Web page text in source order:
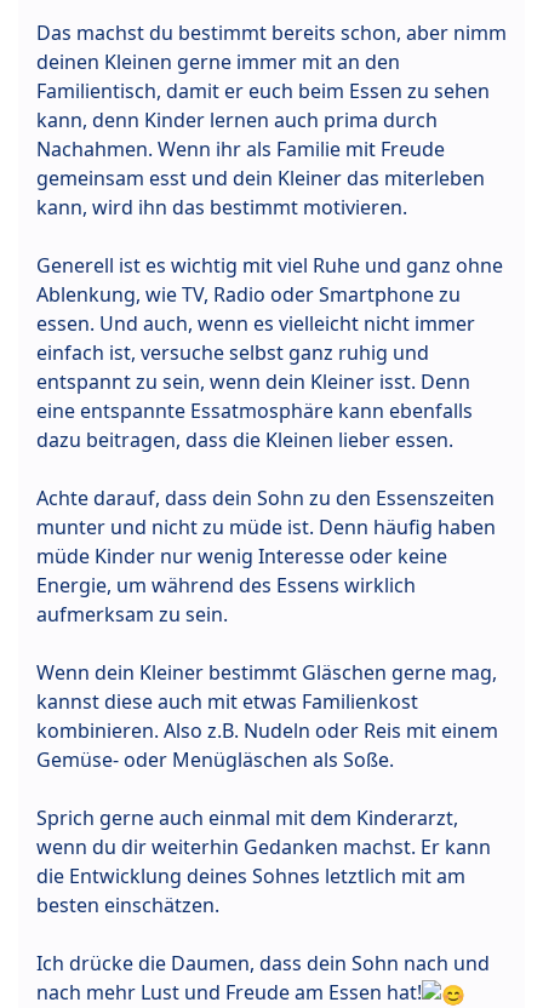
Das machst du bestimmt bereits schon, aber nimm
deinen Kleinen gerne immer mit an den
Familientisch, damit er euch beim Essen zu sehen
kann, denn Kinder lernen auch prima durch
Nachahmen. Wenn ihr als Familie mit Freude
gemeinsam esst und dein Kleiner das miterleben
kann, wird ihn das bestimmt motivieren.
Generell ist es wichtig mit viel Ruhe und ganz ohne
Ablenkung, wie TV, Radio oder Smartphone zu
essen. Und auch, wenn es vielleicht nicht immer
einfach ist, versuche selbst ganz ruhig und
entspannt zu sein, wenn dein Kleiner isst. Denn
eine entspannte Essatmosphäre kann ebenfalls
dazu beitragen, dass die Kleinen lieber essen.
Achte darauf, dass dein Sohn zu den Essenszeiten
munter und nicht zu müde ist. Denn häufig haben
müde Kinder nur wenig Interesse oder keine
Energie, um während des Essens wirklich
aufmerksam zu sein.
Wenn dein Kleiner bestimmt Gläschen gerne mag,
kannst diese auch mit etwas Familienkost
kombinieren. Also z.B. Nudeln oder Reis mit einem
Gemüse- oder Menügläschen als Soße.
Sprich gerne auch einmal mit dem Kinderarzt,
wenn du dir weiterhin Gedanken machst. Er kann
die Entwicklung deines Sohnes letztlich mit am
besten einschätzen.
Ich drücke die Daumen, dass dein Sohn nach und
nach mehr Lust und Freude am Essen hat!